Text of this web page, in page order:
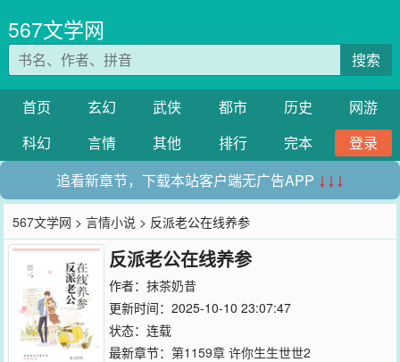
567文学网
搜索
首页 玄幻 武侠 都市 历史
网游
科幻
言情 其他 排行 完本
登录
追看新章节，下载本站客户端无广告APP ↓↓↓
567文学网 >言情小说 > 反派老公在线养参
反派老公在线养参
作者： 抹茶奶昔
更新时间：2025-10-10 23:07:47
状态：连载
最新章节： 第1159章 许你生生世世2